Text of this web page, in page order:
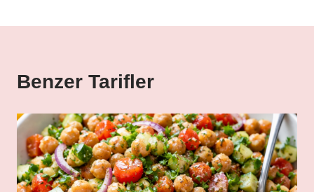
Benzer Tarifler